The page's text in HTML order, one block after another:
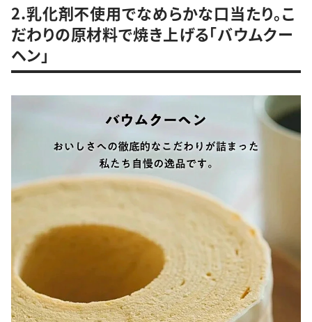
2.乳化剤不使用でなめらかな口当たり。こ
だわりの原材料で焼き上げる「バウムクー
ヘン」